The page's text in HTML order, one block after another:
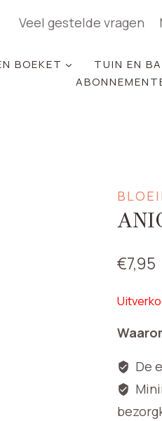
Veel gestelde vragen
BOEKET TUIN EN
€7,95
De